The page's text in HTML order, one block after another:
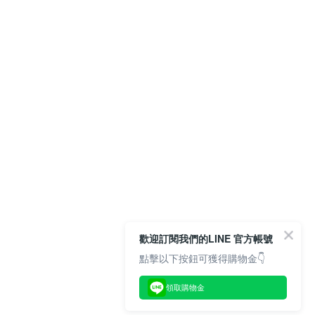
歡迎訂閱我們的LINE 官方帳號
點擊以下按鈕可獲得購物金👇
領取購物金